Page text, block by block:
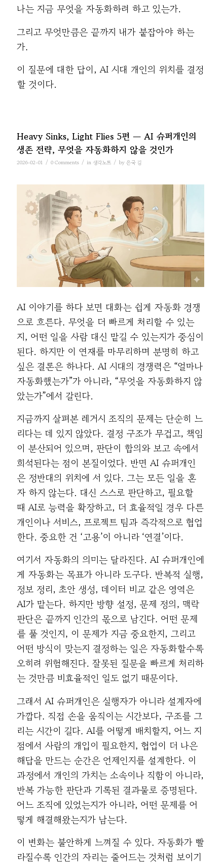
나는 지금 무엇을 자동화하려 하고 있는가.
그리고 무엇만큼은 끝까지 내가 붙잡아야 하는
가.
이 질문에 대한 답이, AI 시대 개인의 위치를 결정
할 것이다.
Heavy Sinks, Light Flies 5편 — AI 슈퍼개인의
생존 전략, 무엇을 자동화하지 않을 것인가
2026-02-01 / 0 Comments / in 생각노트 / by 은국 김
AI 이야기를 하다 보면 대화는 쉽게 자동화 경쟁
으로 흐른다. 무엇을 더 빠르게 처리할 수 있는
지, 어떤 일을 사람 대신 맡길 수 있는지가 중심이
된다. 하지만 이 연재를 마무리하며 분명히 하고
싶은 결론은 하나다. AI 시대의 경쟁력은 “얼마나
자동화했는가”가 아니라, “무엇을 자동화하지 않
았는가”에서 갈린다.
지금까지 살펴본 레거시 조직의 문제는 단순히 느
리다는 데 있지 않았다. 결정 구조가 무겁고, 책임
이 분산되어 있으며, 판단이 합의와 보고 속에서
희석된다는 점이 본질이었다. 반면 AI 슈퍼개인
은 정반대의 위치에 서 있다. 그는 모든 일을 혼
자 하지 않는다. 대신 스스로 판단하고, 필요할
때 AI로 능력을 확장하고, 더 효율적일 경우 다른
개인이나 서비스, 프로젝트 팀과 즉각적으로 협업
한다. 중요한 건 ‘고용’이 아니라 ‘연결’이다.
여기서 자동화의 의미는 달라진다. AI 슈퍼개인에
게 자동화는 목표가 아니라 도구다. 반복적 실행,
정보 정리, 초안 생성, 데이터 비교 같은 영역은
AI가 맡는다. 하지만 방향 설정, 문제 정의, 맥락
판단은 끝까지 인간의 몫으로 남긴다. 어떤 문제
를 풀 것인지, 이 문제가 지금 중요한지, 그리고
어떤 방식이 맞는지 결정하는 일은 자동화할수록
오히려 위험해진다. 잘못된 질문을 빠르게 처리하
는 것만큼 비효율적인 일도 없기 때문이다.
그래서 AI 슈퍼개인은 실행자가 아니라 설계자에
가깝다. 직접 손을 움직이는 시간보다, 구조를 그
리는 시간이 길다. AI를 어떻게 배치할지, 어느 지
점에서 사람의 개입이 필요한지, 협업이 더 나은
해답을 만드는 순간은 언제인지를 설계한다. 이
과정에서 개인의 가치는 소속이나 직함이 아니라,
반복 가능한 판단과 기록된 결과물로 증명된다.
어느 조직에 있었는지가 아니라, 어떤 문제를 어
떻게 해결해왔는지가 남는다.
이 변화는 불안하게 느껴질 수 있다. 자동화가 빨
라질수록 인간의 자리는 줄어드는 것처럼 보이기